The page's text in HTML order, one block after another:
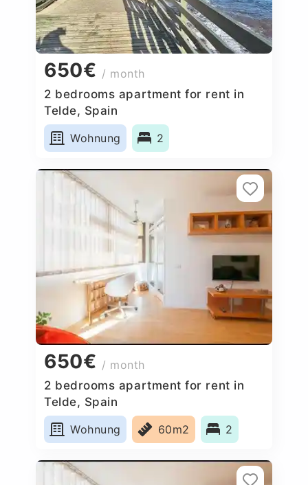
650€ / month
2 bedrooms apartment for rent in
Telde, Spain
Wohnung
2
650€ / month
2 bedrooms apartment for rent in
Telde, Spain
Wohnung
60m2 2